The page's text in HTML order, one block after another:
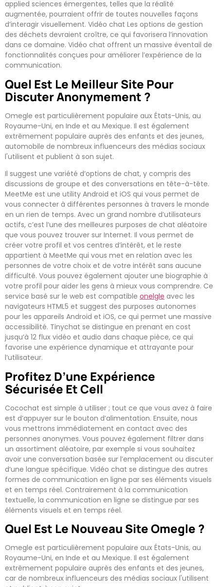
applied sciences émergentes, telles que la réalité
augmentée, pourraient offrir de toutes nouvelles façons
d’interagir visuellement. Vidéo chat Les options de gestion
des déchets devraient croître, ce qui favorisera l’innovation
dans ce domaine. Vidéo chat offrent un massive éventail de
fonctionnalités conçues pour améliorer l’expérience de la
communication.
Quel Est Le Meilleur Site Pour
Discuter Anonymement ?
Omegle est particulièrement populaire aux États-Unis, au
Royaume-Uni, en Inde et au Mexique. Il est également
extrêmement populaire auprès des enfants et des jeunes,
automobile de nombreux influenceurs des médias sociaux
l'utilisent et publient à son sujet.
Il suggest une variété d’options de chat, y compris des
discussions de groupe et des conversations en tête-à-tête.
MeetMe est une utility Android et iOS qui vous permet de
vous connecter à différentes personnes à travers le monde
en un rien de temps. Avec un grand nombre d’utilisateurs
actifs, c’est l’une des meilleures purposes de chat aléatoire
que vous pouvez trouver sur Internet. Il vous permet de
créer votre profil et vos centres d’intérêt, et le reste
appartient à MeetMe qui vous met en relation avec les
personnes de votre choix et de votre intérêt sans aucune
difficulté. Vous pouvez également ajouter une biographie à
votre profil pour aider les gens à mieux vous comprendre. Ce
service basé sur le web est compatible onelgle avec les
navigateurs HTML5 et suggest des purposes autonomes
pour les appareils Android et iOS, ce qui permet une massive
accessibilité. Tinychat se distingue en prenant en cost
jusqu’à 12 flux vidéo et audio dans chaque pièce, ce qui
favorise une expérience dynamique et attrayante pour
l’utilisateur.
Profitez D’une Expérience
Sécurisée Et Cell
Cocochat est simple à utiliser ; tout ce que vous avez à faire
est d’appuyer sur le bouton d’alimentation. Ensuite, nous
vous mettrons immédiatement en contact avec des
personnes anonymes. Vous pouvez également filtrer dans
un assortiment aléatoire, par exemple si vous souhaitez
avoir une conversation basée sur l’emplacement ou discuter
d’une langue spécifique. Vidéo chat se distingue des autres
formes de communication en ligne par ses éléments visuels
et en temps réel. Contrairement à la communication
textuelle, la communication en ligne se distingue par ses
éléments visuels et en temps réel.
Quel Est Le Nouveau Site Omegle ?
Omegle est particulièrement populaire aux États-Unis, au
Royaume-Uni, en Inde et au Mexique. Il est également
extrêmement populaire auprès des enfants et des jeunes,
car de nombreux influenceurs des médias sociaux l'utilisent